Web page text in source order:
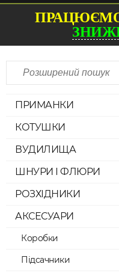
ПРИМАНКИ
КОТУШКИ
ВУДИЛИЩА
ШНУРИ І ФЛЮРИ
РОЗХІДНИКИ
АКСЕСУАРИ
Коробки
Підсачники